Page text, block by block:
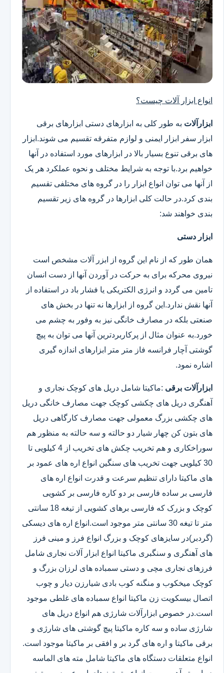
انواع ابزار آلات چیست؟
ابزارآلات به طور کلی به ابزارهای دستی ابزارهای برقی
ابزار سفر ابزار ایمنی و لوازم متفرقه تقسیم می شوند.ابزار
های برقی تنوع بسیار بالا در ابزارهای مورد استفاده در آنها
خواهیم برد.با توجه به شرایط مختلف و نحوه عملکرد هر یک
از آنها می توان انواع ابزار را در گروه های مختلفی تقسیم
بندی کرد.در حالت کلی ابزارها در گروه های زیر تقسیم
بندی خواهند شد:
ابزار دستی
همان طور که از نام این گروه از ابزر آلات مشخص است
نیروی محرکه برای به حرکت در آوردن آنها از دست انسان
تامین می گردد و انرژی الکتریکی یا فشار باد در استفاده از
آنها نقش ندارد.این گروه از ابزارها نه تنها در بخش های
صنعتی بلکه در مصارف خانگی نیز به وفور به چشم می
خورد.به عنوان مثال از پرکاربردترین آنها می توان به پیچ
گوشتی آچار فرانسه فاز متر متر ابزارهای اندازه گیری
اشاره نمود.
ابزارآلات برقی :ماکیتا شامل دریل های کوچک نجاری و
آهنگری دریل های چکشی کوچک جهت مصارف خانگی دریل
های چکشی بزرگ معمولی جهت مصارف کارگاهی دریل
های بتون کن چهار شیار دو حالته و سه حالته به منظور هم
سوراخکاری و هم تخریب چکش های تخریب از 4 کیلویی تا
30 کیلویی جهت تخریب های سنگین انواع اره های عمود بر
های ماکیتا دارای تنظیم سرعت و قدرت انواع اره های
فارسی بر ساده فارسی بر دو کاره فارسی بر کشویی
کوچک و بزرک که فارسی برهای کشویی از تیغه 18 سانتی
متر تا تیغه 30 سانتی متر موجود است.انواع اره های دیسکی
(گردبر)در سایزهای کوچک و بزرگ انواع فرز و مینی فرز
های آهنگری و سنگبری ماکیتا انواع ابزار آلات نجاری شامل
فرزهای نجاری مچی و دستی سمباده های لرزان بزرگ و
کوچک میخکوب و منگنه کوب بادی شیارزن دیار و چوب
اتصال بیسکویت زن ماکیتا انواع سمباده های غلطی موجود
است.در خصوص ابزارآلات شارژی هم انواع دریل های
شارژی ساده و سه کاره ماکیتا پیچ گوشتی های شارژی و
برقی ماکیتا و اره های گرد بر و افقی بر ماکیتا موجود است.
انواع متعلقات دستگاه های ماکیتا شامل مته های الماسه